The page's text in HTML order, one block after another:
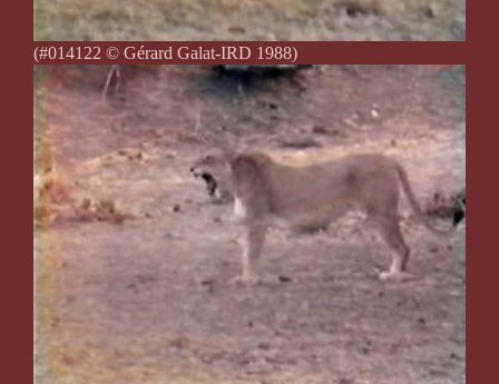
(#014122 © Gérard Galat-IRD 1988)